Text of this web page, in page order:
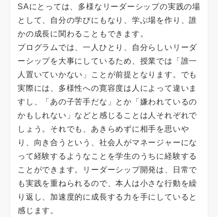
SAにとっては、多様なリーダーシップの実践の場
として、自分の学びにもなり、学ぶ場を作り、誰
かの成長に関わることもできます。
プログラムでは、一人ひとり、自分らしいリーダ
ーシップを大事にしているため、授業では「誰一
人置いていかない」ことが前提となります。でも
実際には、多様性への寛容度は人によって違いま
すし、「あの子苦手だな」とか「嫌われているの
かもしれない」などと感じることは人それぞれで
しょう。それでも、あきらめずに相手を思いや
り、向き合うという、社会人がマネージャーにな
って経験するようなことを学生のうちに経験する
ことができます。リーダーシップ開発は、日常で
も実践を重ねられるので、本人は小さな行動を繰
り返し、加速度的に成長する力を手にしていると
感じます。